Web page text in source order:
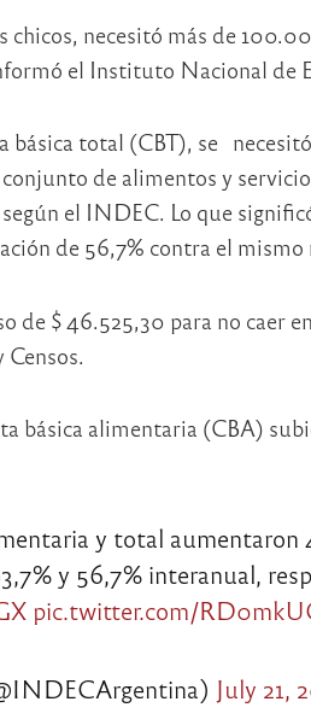
necesitó más de
el Instituto Nacional de
básica total (CBT), se
de alimentos y
el INDEC. Lo que
de 56,7% contra el
de $ 46.525,30 para no caer
básica alimentaria (CBA)
y total aumentaron
y 56,7% interanual,
pic.twitter.com/
July 21,